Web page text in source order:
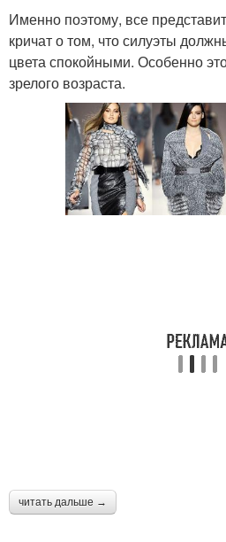
Именно поэтому, все
кричат о том, что силуэты
цвета спокойными. Особенно
зрелого возраста.
читать дальше →